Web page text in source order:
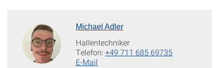
Michael Adler
Hallentechniker
Telefon:+49 711 685 69735
E-Mail